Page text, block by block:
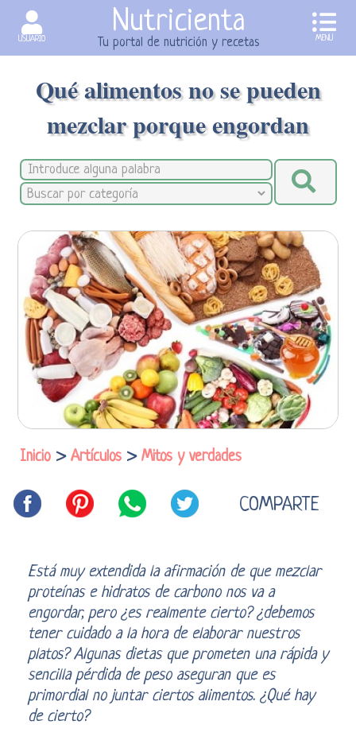
USUARIO
Nutricienta
Tu portal de nutrición y recetas MENU
Qué alimentos no se pueden
mezclar porque engordan
Inicio > Artículos > Mitos y verdades
COMPARTE
Está muy extendida la afirmación de que mezclar
proteínas e hidratos de carbono nos va a
engordar, pero ¿es realmente cierto? ¿debemos
tener cuidado a la hora de elaborar nuestros
platos? Algunas dietas que prometen una rápida y
sencilla pérdida de peso aseguran que es
primordial no juntar ciertos alimentos. ¿Qué hay
de cierto?